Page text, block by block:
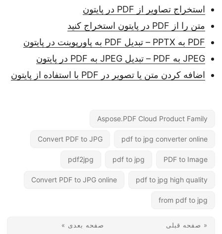
استخراج تصاویر از PDF در پایتون
متن را از PDF در پایتون استخراج کنید
PDF به PPTX – تبدیل PDF به پاورپوینت در پایتون
JPEG به PDF – تبدیل JPEG به PDF در پایتون
اضافه کردن متن یا تصویر در PDF با استفاده از پایتون
Aspose.PDF Cloud Product Family
pdf to jpg converter online
Convert PDF to JPG
PDF to Image
pdf to jpg
pdf2jpg
pdf to jpg high quality
Convert PDF to JPG online
from pdf to jpg
« صفحه قبلی صفحه بعدی »